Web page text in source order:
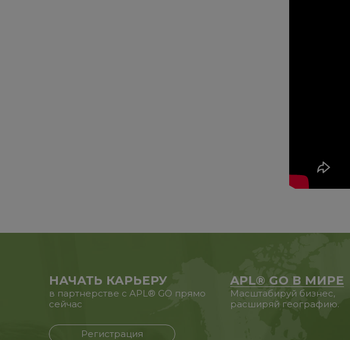
НАЧАТЬ КАРЬЕРУ
в партнерстве с APL® GO прямо
сейчас
Регистрация
APL® GO В МИРЕ
Масштабируй бизнес,
расширяй географию.